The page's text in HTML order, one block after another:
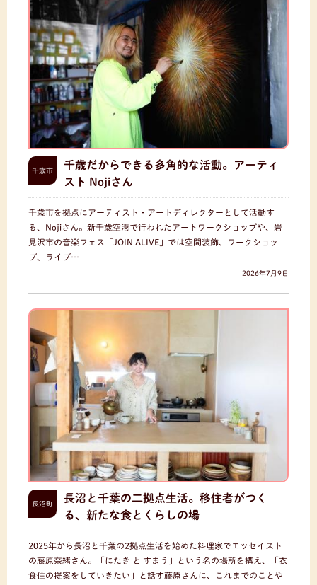
千歳市
千歳だからできる多角的な活動。アーティ
スト Nojiさん
千歳市を拠点にアーティスト・アートディレクターとして活動す
る、Nojiさん。新千歳空港で行われたアートワークショップや、岩
見沢市の音楽フェス「JOIN ALIVE」では空間装飾、ワークショッ
プ、ライブ…
2026年7月9日
長沼町
長沼と千葉の二拠点生活。移住者がつく
る、新たな食とくらしの場
2025年から長沼と千葉の2拠点生活を始めた料理家でエッセイスト
の藤原奈緒さん。「にたき と すまう」という名の場所を構え、「衣
食住の提案をしていきたい」と話す藤原さんに、これまでのことや